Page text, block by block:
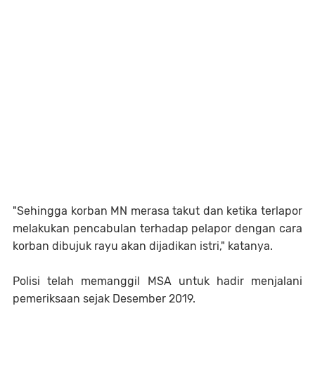
"Sehingga korban MN merasa takut dan ketika terlapor
melakukan pencabulan terhadap pelapor dengan cara
korban dibujuk rayu akan dijadikan istri," katanya.
Polisi telah memanggil MSA untuk hadir menjalani
pemeriksaan sejak Desember 2019.